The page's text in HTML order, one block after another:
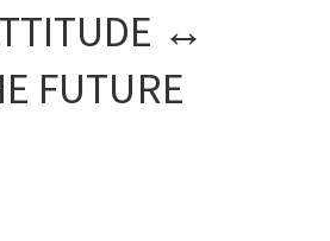
↔
FUTURE